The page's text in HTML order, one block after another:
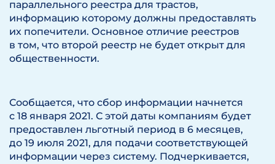
параллельного реестра для трастов,
информацию которому должны предоставлять
их попечители. Основное отличие реестров
в том, что второй реестр не будет открыт для
общественности.
Сообщается, что сбор информации начнется
с 18 января 2021. С этой даты компаниям будет
предоставлен льготный период в 6 месяцев,
до 19 июля 2021, для подачи соответствующей
информации через систему. Подчеркивается,